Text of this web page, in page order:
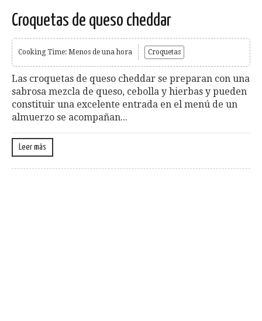
Croquetas de queso cheddar
Cooking Time: Menos de una hora Croquetas
Las croquetas de queso cheddar se preparan con una
sabrosa mezcla de queso, cebolla y hierbas y pueden
constituir una excelente entrada en el menú de un
almuerzo se acompañan...
Leer más